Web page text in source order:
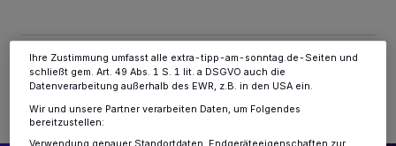
23.11.2023 , 08:13 Uhr Eine Minute Lesezeit
Ihre Zustimmung umfasst alle extra-tipp-am-sonntag.de-Seiten und
schließt gem. Art. 49 Abs. 1 S. 1 lit. a DSGVO auch die
Datenverarbeitung außerhalb des EWR, z.B. in den USA ein.
Wir und unsere Partner verarbeiten Daten, um Folgendes
bereitzustellen: